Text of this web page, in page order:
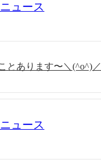
ュース
とあります〜＼(^o^)／
ュース